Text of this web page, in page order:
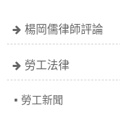
楊岡儒律師評論
勞工法律
勞工新聞